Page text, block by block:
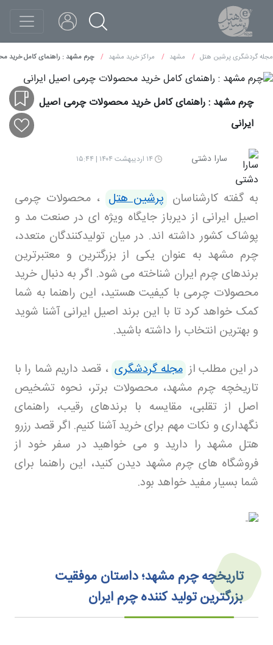
مجله گردشگری پرشین هتل مشهد مراکز خرید مشهد چرم مشهد : راهنمای کامل خرید
چرم مشهد : راهنمای کامل خرید محصولات چرمی اصیل
ایرانی
سارا دشتی ۱۴ اردیبهشت ۱۴۰۴ | ۱۵:۴۴
به گفته کارشناسان پرشین هتل ، محصولات چرمی
اصیل ایرانی از دیرباز جایگاه ویژه ای در صنعت مد و
پوشاک کشور داشته اند. در میان تولیدکنندگان متعدد،
چرم مشهد به عنوان یکی از بزرگترین و معتبرترین
برندهای چرم ایران شناخته می شود. اگر به دنبال خرید
محصولات چرمی با کیفیت هستید، این راهنما به شما
کمک خواهد کرد تا با این برند اصیل ایرانی آشنا شوید
و بهترین انتخاب را داشته باشید.
در این مطلب از مجله گردشگری ، قصد داریم شما را با
تاریخچه چرم مشهد، محصولات برتر، نحوه تشخیص
اصل از تقلبی، مقایسه با برندهای رقیب، راهنمای
نگهداری و نکات مهم برای خرید آشنا کنیم. اگر قصد رزرو
هتل مشهد را دارید و می خواهید در سفر خود از
فروشگاه های چرم مشهد دیدن کنید، این راهنما برای
شما بسیار مفید خواهد بود.
تاریخچه چرم مشهد؛ داستان موفقیت
بزرگترین تولید کننده چرم ایران